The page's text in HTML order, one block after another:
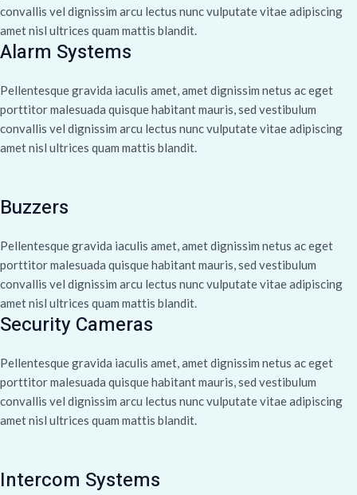
convallis vel dignissim arcu lectus nunc vulputate vitae adipiscing
amet nisl ultrices quam mattis blandit.
Alarm Systems
Pellentesque gravida iaculis amet, amet dignissim netus ac eget
porttitor malesuada quisque habitant mauris, sed vestibulum
convallis vel dignissim arcu lectus nunc vulputate vitae adipiscing
amet nisl ultrices quam mattis blandit.
Buzzers
Pellentesque gravida iaculis amet, amet dignissim netus ac eget
porttitor malesuada quisque habitant mauris, sed vestibulum
convallis vel dignissim arcu lectus nunc vulputate vitae adipiscing
amet nisl ultrices quam mattis blandit.
Security Cameras
Pellentesque gravida iaculis amet, amet dignissim netus ac eget
porttitor malesuada quisque habitant mauris, sed vestibulum
convallis vel dignissim arcu lectus nunc vulputate vitae adipiscing
amet nisl ultrices quam mattis blandit.
Intercom Systems